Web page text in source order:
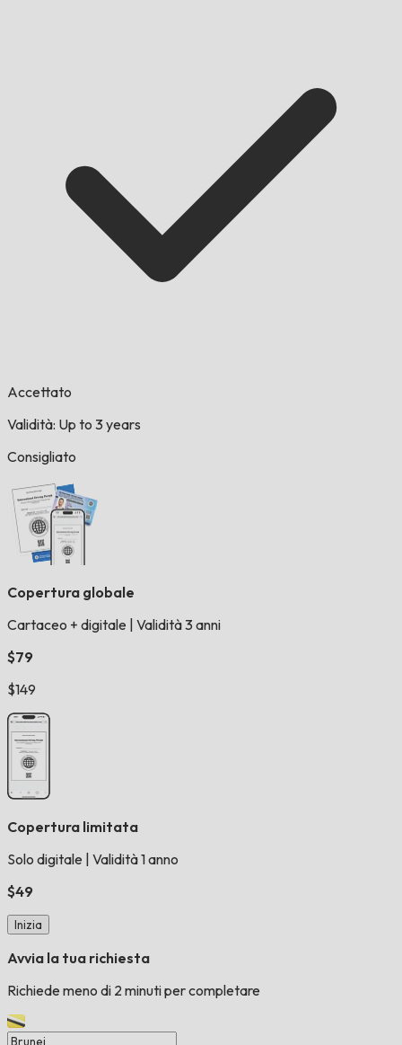
Accettato
Validità: Up to 3 years
Consigliato
Copertura globale
Cartaceo + digitale Validità 3 anni
$79
$149
Copertura limitata
Solo digitale Validità 1 anno
$49
Inizia
Avvia la tua richiesta
Richiede meno di 2 minuti per completare